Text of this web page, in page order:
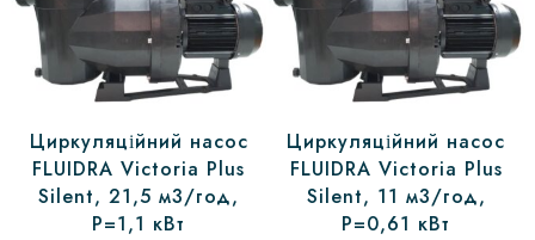
Циркуляційний насос
FLUIDRA Victoria Plus
Silent, 21,5 м3/год,
P=1,1 кВт
Циркуляційний насос
FLUIDRA Victoria Plus
Silent, 11 м3/год,
P=0,61 кВт